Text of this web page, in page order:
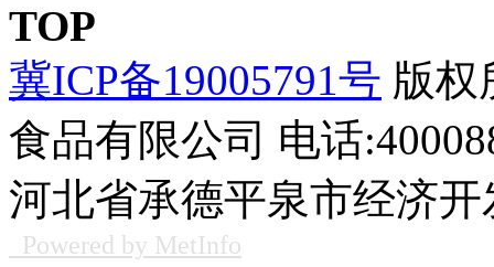
TOP
冀ICP备19005791号 版权
食品有限公司 电话
河北省承德平泉市经济开
Powered by MetInfo